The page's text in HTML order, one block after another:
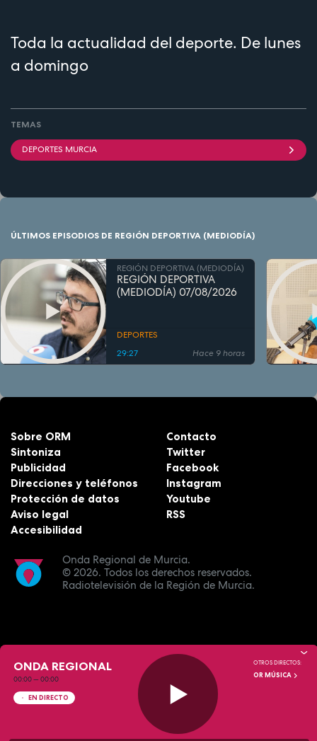
Toda la actualidad del deporte. De lunes
a domingo
TEMAS
DEPORTES MURCIA
ÚLTIMOS EPISODIOS DE REGIÓN DEPORTIVA (MEDIODÍA)
REGIÓN DEPORTIVA (MEDIODÍA)
REGIÓN DEPORTIVA
(MEDIODÍA) 07/08/2026
DEPORTES
29:27
Hace 9 horas
Onda Regional de Murcia.
© 2026. Todos los derechos reservados.
Radiotelevisión de la Región de Murcia.
Sobre ORM
Sintoniza
Publicidad
Direcciones y teléfonos
Protección de datos
Aviso legal
Accesibilidad
Contacto
Twitter
Facebook
Instagram
Youtube
RSS
ONDA REGIONAL
00:00—00:00
EN DIRECTO
OTROS DIRECTOS:
OR MÚSICA